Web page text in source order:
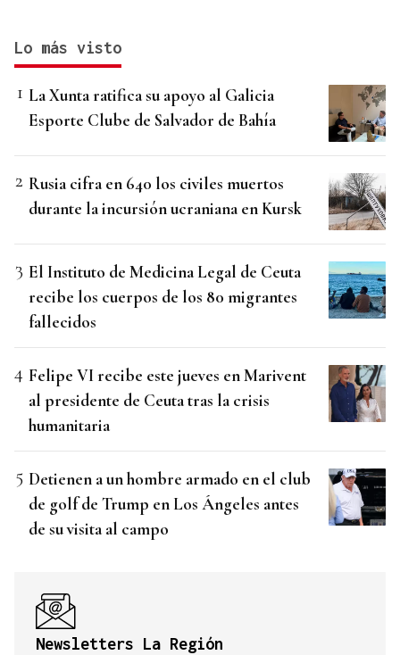
Lo más visto
La Xunta ratifica su apoyo al Galicia
Esporte Clube de Salvador de Bahía
Rusia cifra en 640 los civiles muertos
durante la incursión ucraniana en Kursk
El Instituto de Medicina Legal de Ceuta
recibe los cuerpos de los 80 migrantes
fallecidos
Felipe VI recibe este jueves en Marivent
al presidente de Ceuta tras la crisis
humanitaria
Detienen a un hombre armado en el club
de golf de Trump en Los Ángeles antes
de su visita al campo
Newsletters La Región